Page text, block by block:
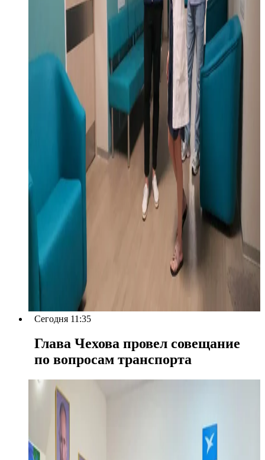
Сегодня 11:35
Глава Чехова провел совещание
по вопросам транспорта